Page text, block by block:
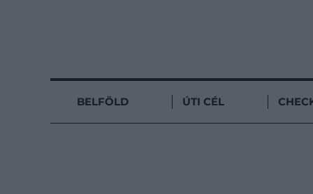
BELFÖLD ÚTI CÉL